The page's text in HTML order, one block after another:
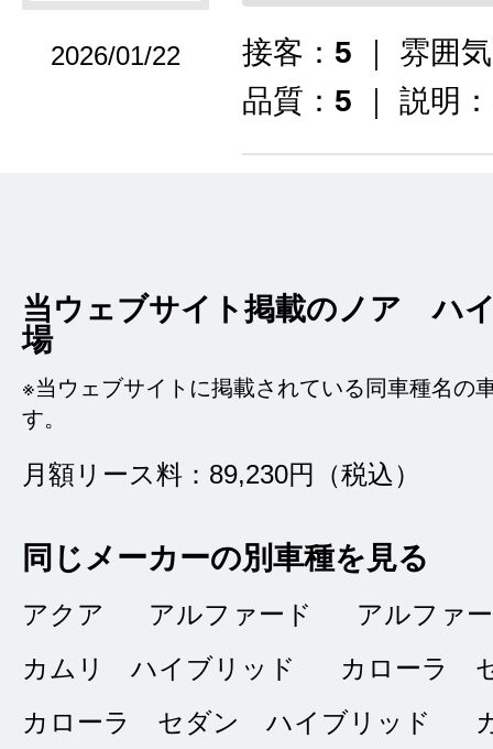
2026/01/22 接客： 5 ｜ 雰囲
品質： 5 ｜ 説明：
で、びっくりしま
5
総合評価
2024/08/21
きりんりん
販売店の評価
接客：5 ｜ 雰囲
当ウェブサイト掲載のノア ハ
場
※当ウェブサイトに掲載されている同車種名の
す。
月額リース料：89,230円（税込）
同じメーカーの別車種を見る
アクア アルファード
アルファ
カムリ ハイブリッド
カローラ
カローラ セダン ハイブリッド